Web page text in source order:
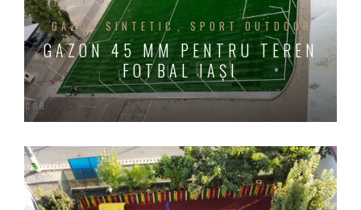
GAZON SINTETIC SPORT OUTDOOR
GAZON 45 MM PENTRU TEREN
FOTBAL IAȘI